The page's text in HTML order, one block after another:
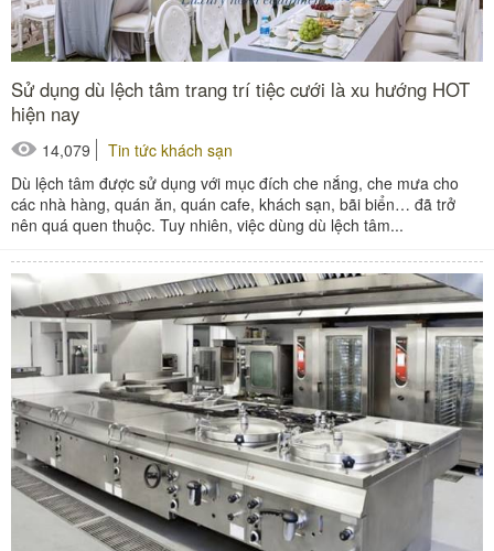
Sử dụng dù lệch tâm trang trí tiệc cưới là xu hướng HOT
hiện nay
14,079
Tin tức khách sạn
Dù lệch tâm được sử dụng với mục đích che nắng, che mưa cho
các nhà hàng, quán ăn, quán cafe, khách sạn, bãi biển… đã trở
nên quá quen thuộc. Tuy nhiên, việc dùng dù lệch tâm...